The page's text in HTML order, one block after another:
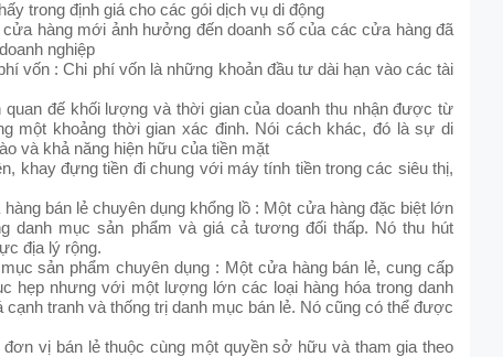
trong định giá cho các gói dịch vụ di động
hàng mới ảnh hưởng đến doanh số của các cửa hàng đã
nghiệp
vốn : Chi phí vốn là những khoản đầu tư dài hạn vào các tài
đế khối lượng và thời gian của doanh thu nhận được từ
một khoảng thời gian xác đinh. Nói cách khác, đó là sự di
và khả năng hiện hữu của tiền mặt
khay đựng tiền đi chung với máy tính tiền trong các siêu thị,
bán lẻ chuyên dụng khổng lồ : Một cửa hàng đặc biệt lớn
danh mục sản phẩm và giá cả tương đối thấp. Nó thu hút
địa lý rộng.
sản phẩm chuyên dụng : Một cửa hàng bán lẻ, cung cấp
hẹp nhưng với một lượng lớn các loại hàng hóa trong danh
tranh và thống trị danh mục bán lẻ. Nó cũng có thể được
vị bán lẻ thuộc cùng một quyền sở hữu và tham gia theo